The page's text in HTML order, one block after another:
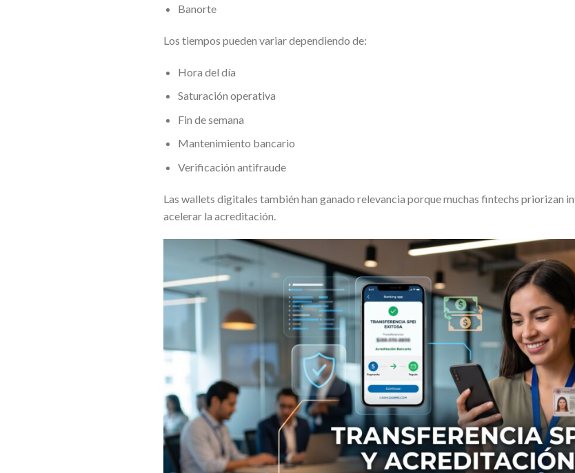
Banorte
Los tiempos pueden variar dependiendo de:
Hora del día
Saturación operativa
Fin de semana
Mantenimiento bancario
Verificación antifraude
Las wallets digitales también han ganado relevancia porque muchas fintechs priorizan
acelerar la acreditación.